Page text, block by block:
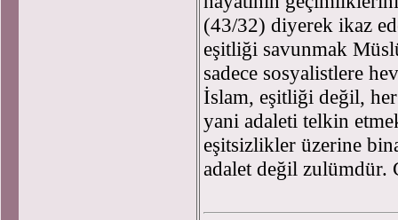
(43/32) diyerek ikaz
eşitliği savunmak
sadece sosyalistlere
İslam, eşitliği değil,
yani adaleti telkin
eşitsizlikler üzerine
adalet değil